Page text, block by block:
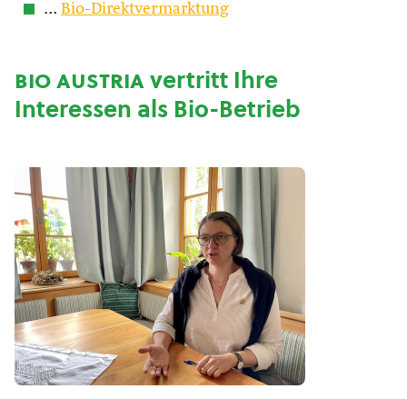
… Bio-Direktvermarktung
bio austriavertritt Ihre
Interessen als Bio-Betrieb